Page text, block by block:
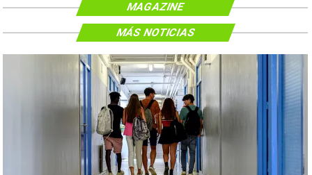
MAGAZINE
MÁS NOTICIAS